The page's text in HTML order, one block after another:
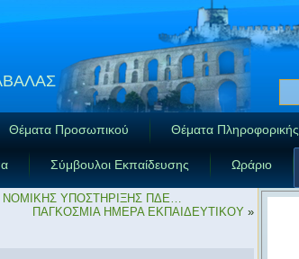
Θέματα Προσωπικού Θέματα Πληροφορικής
Σύμβουλοι Εκπαίδευσης Ωράριο
ΥΠΟΣΤΗΡΙΞΗΣ ΠΔΕ…
ΠΑΓΚΟΣΜΙΑ ΗΜΕΡΑ ΕΚΠΑΙΔΕΥΤΙΚΟΥ »